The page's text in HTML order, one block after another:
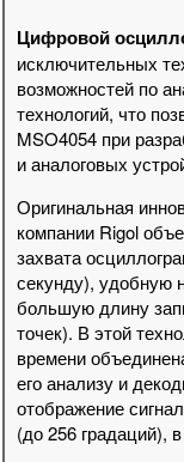
Цифровой
исключительных
возможностей по
технологий, что
MSO4054 при
и аналоговых
Оригинальная
компании Rigol
захвата
секунду), удобную
большую длину
точек). В этой
времени
его анализу и
отображение
(до 256 градаций),